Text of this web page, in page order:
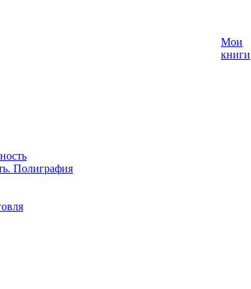
Полиграфия
Мои
книги